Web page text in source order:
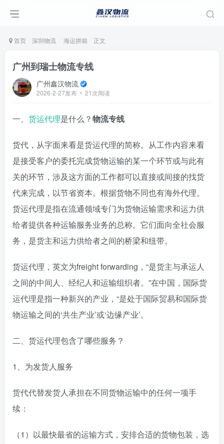
首页 深圳物流 海运拼箱 正文
广州到瑞士物流专线
广州鑫汉物流
2026-2-27发布 21次阅读
一、 货运代理是什么？物流专线
货代，从字面来看是货运代理的简称。从工作内容来看
是接受客户的委托完成货物运输的某一个环节或与此有
关的环节，涉及这方面的工作都可以直接或间接的找货
代来完成，以节省资本。根据货物不同也有海外代理。
货运代理是指在流通领域专门为货物运输需求和运力供
给者提供各种运输服务业务的总称。它们面向全社会服
务，是货主和运力供给者之间的桥梁和纽带。
货运代理，英文为freight forwarding，“是货主与承运人
之间的中间人、经纪人和运输组织者。”在中国，国际货
运代理是指一种新兴的产业，“是处于国际贸易和国际货
物运输之间的‘共生产业’或‘边缘产业’。
二、货运代理包含了哪些服务？
1、为发货人服务
货代代替发货人承担在不同货物运输中的任何一项手
续：
（1）以最快最省的运输方式，安排合适的货物包装，选